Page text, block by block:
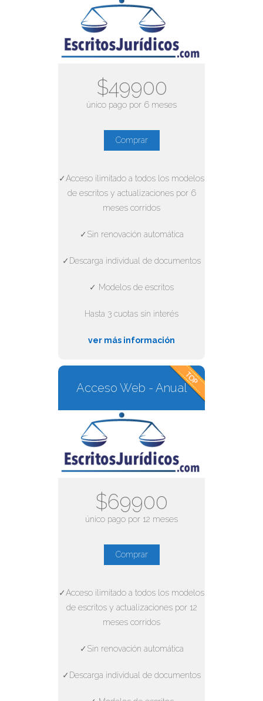
$49900
único pago por 6 meses
Comprar
✓Acceso ilimitado a todos los modelos
de escritos y actualizaciones por 6
meses corridos
✓Sin renovación automática
✓Descarga individual de documentos
✓ Modelos de escritos
Hasta 3 cuotas sin interés
ver más información
Acceso Web - Anual
$69900
único pago por 12 meses
Comprar
✓Acceso ilimitado a todos los modelos
de escritos y actualizaciones por 12
meses corridos
✓Sin renovación automática
✓Descarga individual de documentos